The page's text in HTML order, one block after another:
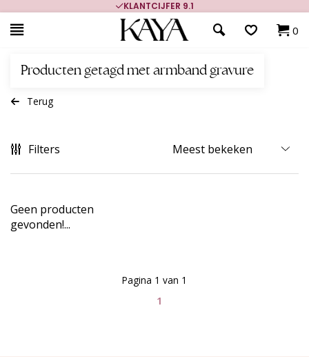
KLANTCIJFER 9.1
0
Producten getagd met armband gravure
Terug
Filters
Geen producten
gevonden!...
1
Pagina 1 van 1